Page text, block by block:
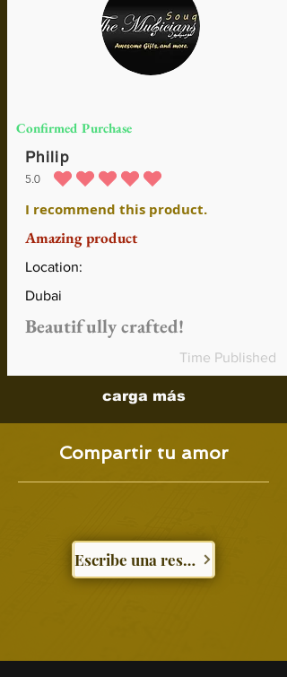
Confirmed Purchase
Philip
5.0
la calificación promedio es 5 de 5
I recommend this product.
Amazing product
Location:
Dubai
Beautifully crafted!
Time Published
carga más
Compartir tu amor
Escribe una reseña